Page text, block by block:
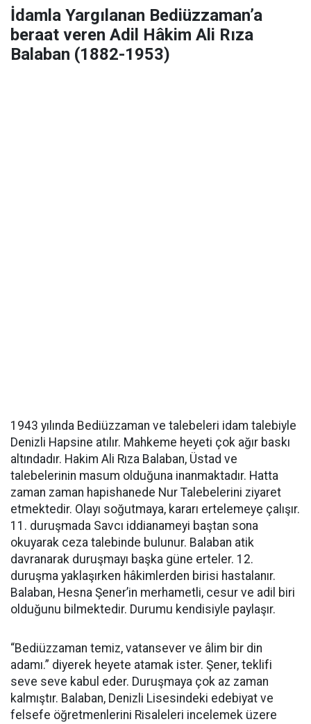
İdamla Yargılanan Bediüzzaman’a
beraat veren Adil Hâkim Ali Rıza
Balaban (1882-1953)
1943 yılında Bediüzzaman ve talebeleri idam talebiyle
Denizli Hapsine atılır. Mahkeme heyeti çok ağır baskı
altındadır. Hakim Ali Rıza Balaban, Üstad ve
talebelerinin masum olduğuna inanmaktadır. Hatta
zaman zaman hapishanede Nur Talebelerini ziyaret
etmektedir. Olayı soğutmaya, kararı ertelemeye çalışır.
11. duruşmada Savcı iddianameyi baştan sona
okuyarak ceza talebinde bulunur. Balaban atik
davranarak duruşmayı başka güne erteler. 12.
duruşma yaklaşırken hâkimlerden birisi hastalanır.
Balaban, Hesna Şener’in merhametli, cesur ve adil biri
olduğunu bilmektedir. Durumu kendisiyle paylaşır.
“Bediüzzaman temiz, vatansever ve âlim bir din
adamı.” diyerek heyete atamak ister. Şener, teklifi
seve seve kabul eder. Duruşmaya çok az zaman
kalmıştır. Balaban, Denizli Lisesindeki edebiyat ve
felsefe öğretmenlerini Risaleleri incelemek üzere